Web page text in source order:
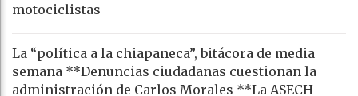
motociclistas
La “política a la chiapaneca”, bitácora de media
semana **Denuncias ciudadanas cuestionan la
administración de Carlos Morales **La ASECH